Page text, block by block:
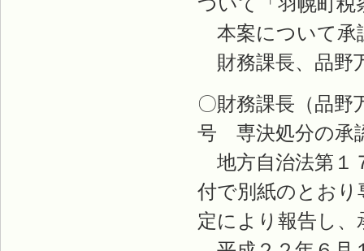
本案について承
財務課長、品野
〇財務課長（品
号 専決処分の承
地方自治法第１
付で別紙のとお
定により報告し